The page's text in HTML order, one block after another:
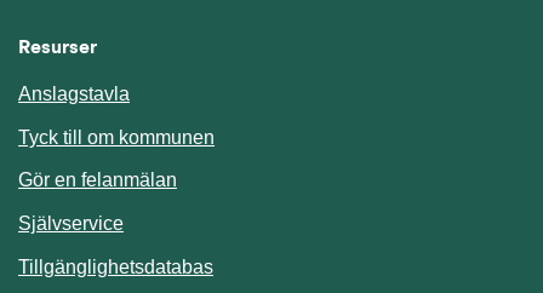
Resurser
Anslagstavla
Tyck till om kommunen
Gör en felanmälan
SjälvserviceLänk till annan webbplats.
TillgänglighetsdatabasLänk till annan webbplats.